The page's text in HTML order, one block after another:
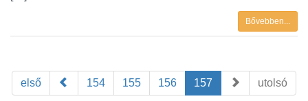
Bővebben...
első 154 155 156 157 utolsó